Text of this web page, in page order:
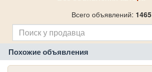
Всего объявлений: 1465
Похожие объявления